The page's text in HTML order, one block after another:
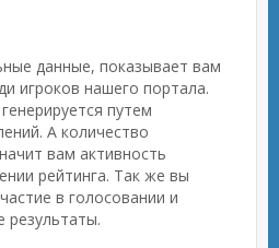
данные, показывает вам
игроков нашего портала.
путем
А количество
вам активность
рейтинга. Так же вы
в голосовании и
результаты.